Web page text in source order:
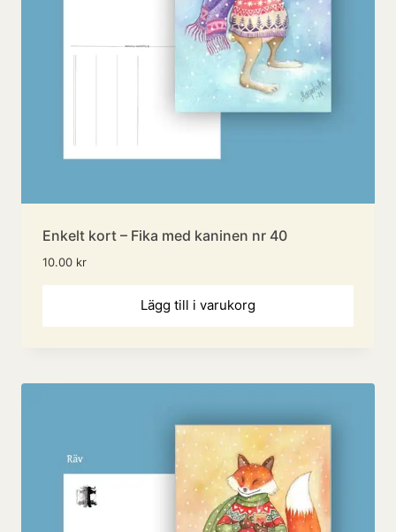
Enkelt kort – Fika med kaninen nr 40
10.00 kr
Lägg till i varukorg